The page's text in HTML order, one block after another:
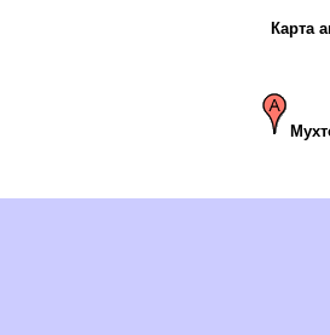
Карта